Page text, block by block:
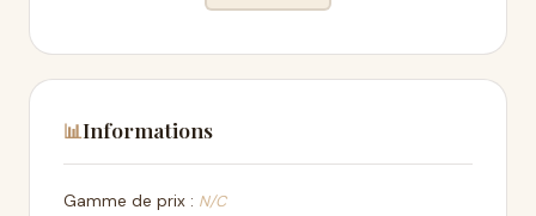
📊Informations
Gamme de prix : N/C